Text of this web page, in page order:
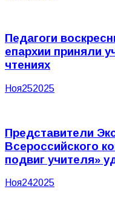
Педагоги
епархии приняли
чтениях
Ноя252025
Представители
Всероссийского
подвиг учителя»
Ноя242025